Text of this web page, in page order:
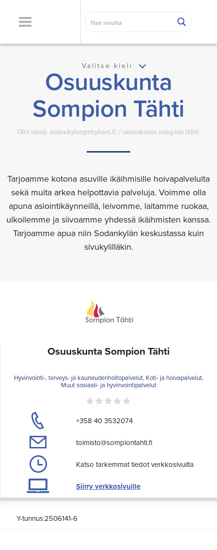
Valitse kieli
Osuuskunta
Sompion Tähti
Olet tässä: sodankylanyritykset.fi osuuskunta sompion tähti
Tarjoamme kotona asuville ikäihmisille hoivapalveluita
sekä muita arkea helpottavia palveluja. Voimme olla
apuna asiointikäynneillä, leivomme, laitamme ruokaa,
ulkoilemme ja siivoamme yhdessä ikäihmisten kanssa.
Tarjoamme apua niin Sodankylän keskustassa kuin
sivukylilläkin.
Osuuskunta Sompion Tähti
Hyvinvointi-, terveys- ja kauneudenhoitopalvelut, Koti- ja hoivapalvelut,
Muut sosiaali- ja hyvinvointipalvelut
+358 40 3532074
toimisto@sompiontahti.fi
Katso tarkemmat tiedot verkkosivuilta
Siirry verkkosivuille
Y-tunnus:2506141-6